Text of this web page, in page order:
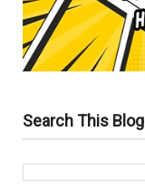
Search This Blog